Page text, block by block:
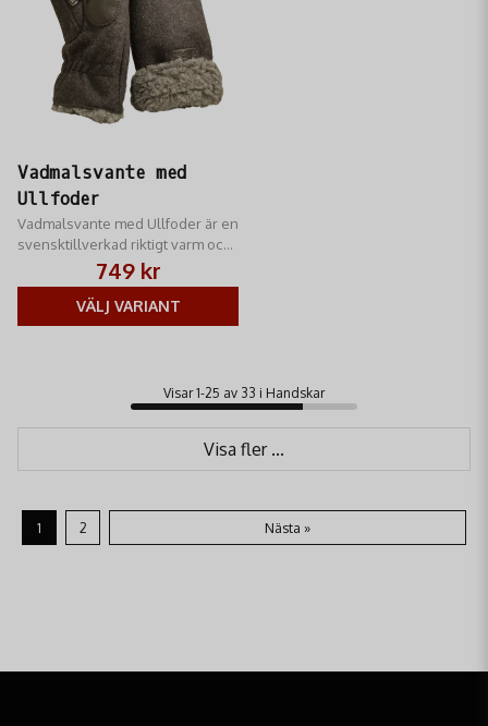
Vadmalsvante med
Ullfoder
Vadmalsvante med Ullfoder är en
svensktillverkad riktigt varm och
skön vante från Edvardson
749 kr
VÄLJ VARIANT
Visar 1-25 av 33 i Handskar
Visa fler ...
1 2 Nästa »